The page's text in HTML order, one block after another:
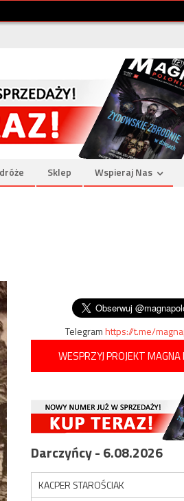
Sklep Wspieraj Nas
Telegramhttps://t.me/
WESPRZYJ PROJEKT MAGNA
Darczyńcy - 6.08.2026
KACPER STAROŚCIAK